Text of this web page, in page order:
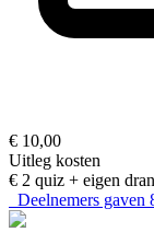
€ 10,00
Uitleg kosten
€ 2 quiz + eigen
Deelnemers gaven